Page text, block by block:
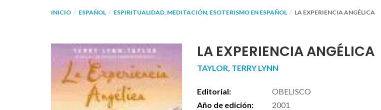
INICIO ESPAÑOL ESPIRITUALIDAD, MEDITACIÓN, ESOTERISMO EN ESPAÑOL LA EXPERIENCIA ANGÉLICA
LA EXPERIENCIA ANGÉLICA
TAYLOR, TERRY LYNN
Editorial:
OBELISCO
Año de edición:
2001